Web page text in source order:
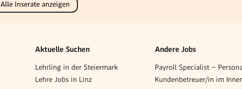
Alle Inserate anzeigen
Aktuelle Suchen
Lehrling in der Steiermark
Lehre Jobs in Linz
Andere Jobs